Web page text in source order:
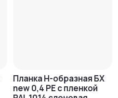
Планка H-образная БХ
new 0,4 PE с пленкой